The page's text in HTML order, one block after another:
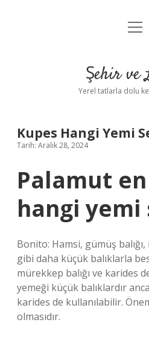
Anasayfa
Yasal
Şehir ve
Yerel tatlarla dolu
Kupes Hangi Yemi
Tarih: Aralık 28, 2024
Palamut
hangi yemi
Bonito: Hamsi, gümüş
gibi daha küçük balıklarla
mürekkep balığı ve karides
yemeği küçük balıklardır
karides de kullanılabilir.
olmasıdır.